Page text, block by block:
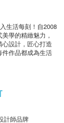
生活每刻！自2008
學的精緻魅力，
設計，匠心打造
作品都成為生活
計師品牌